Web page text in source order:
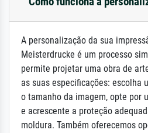
A personalização da sua
Meisterdrucke é um processo
permite projetar uma obra de
as suas especificações: escolha
o tamanho da imagem, opte por
e acrescente a proteção
moldura. Também oferecemos